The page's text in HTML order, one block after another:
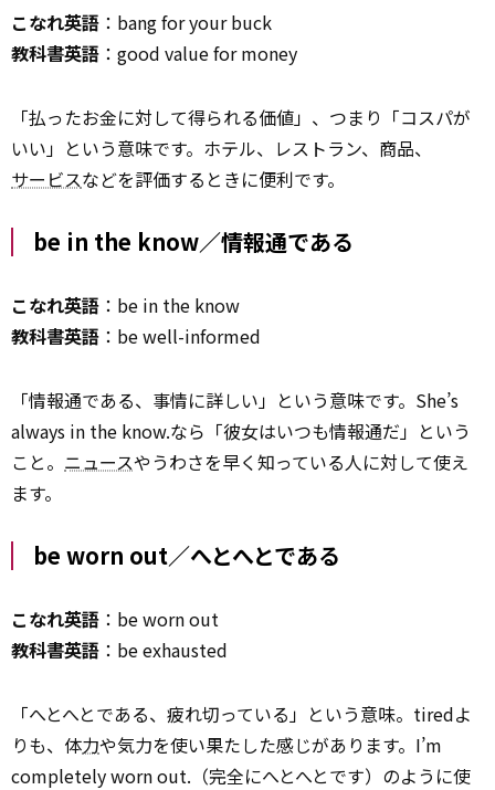
こなれ英語 ：bang for your buck
教科書英語 ：good value for money
「払ったお金に対して得られる価値」、つまり「コスパが
いい」という意味です。ホテル、レストラン、商品、
サービスなどを評価するときに便利です。
be in the know／情報通である
こなれ英語 ：be in the know
教科書英語 ：be well-informed
「情報通である、事情に詳しい」という意味です。She’s
always in the know.なら「彼女はいつも情報通だ」という
こと。 ニュースやうわさを早く知っている人に対して使え
ます。
be worn out／へとへとである
こなれ英語 ：be worn out
教科書英語 ：be exhausted
「へとへとである、疲れ切っている」という意味。tiredよ
りも、体力や気力を使い果たした感じがあります。I’m
completely worn out.（完全にへとへとです）のように使